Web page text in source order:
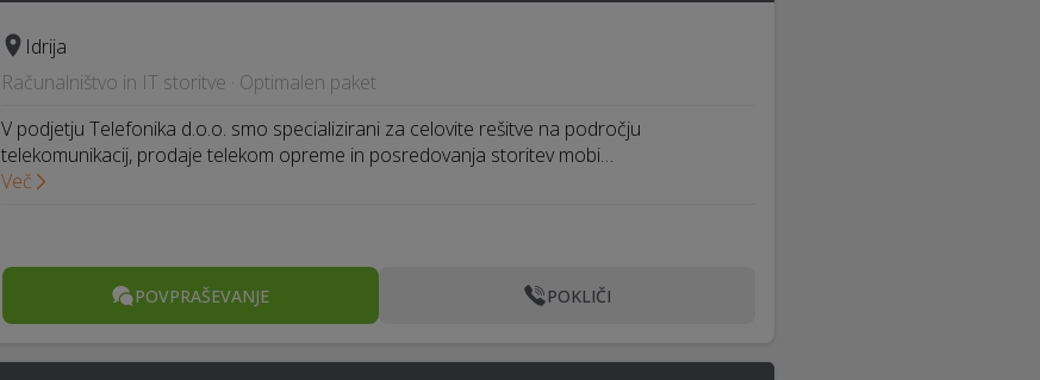
Idrija
Računalništvo in IT storitve · Optimalen paket
V podjetju Telefonika d.o.o. smo specializirani za celovite rešitve na področju
telekomunikacij, prodaje telekom opreme in posredovanja storitev mobi…
Več
POVPRAŠEVANJE POKLIČI